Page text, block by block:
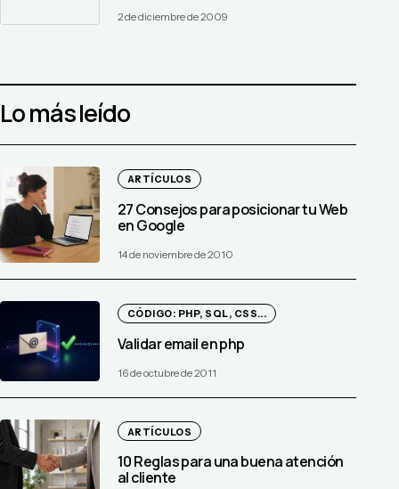
2 de diciembre de 2009
Lo más leído
ARTÍCULOS
27 Consejos para posicionar tu Web
en Google
14 de noviembre de 2010
CÓDIGO: PHP, SQL, CSS...
Validar email en php
16 de octubre de 2011
ARTÍCULOS
10 Reglas para una buena atención
al cliente